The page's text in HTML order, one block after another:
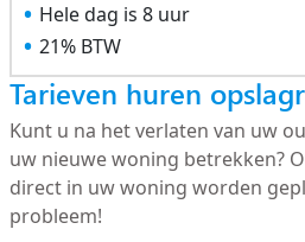
Hele dag is 8 uur
21% BTW
Tarieven huren
Kunt u na het verlaten van uw
uw nieuwe woning betrekken?
direct in uw woning worden
probleem!